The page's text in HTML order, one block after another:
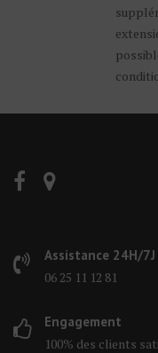
Assistance 24H/7J
06 25 11 12 81
Engagement
100% des clients